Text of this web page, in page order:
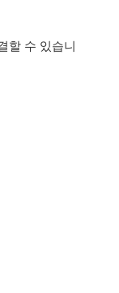
할 수 있습니